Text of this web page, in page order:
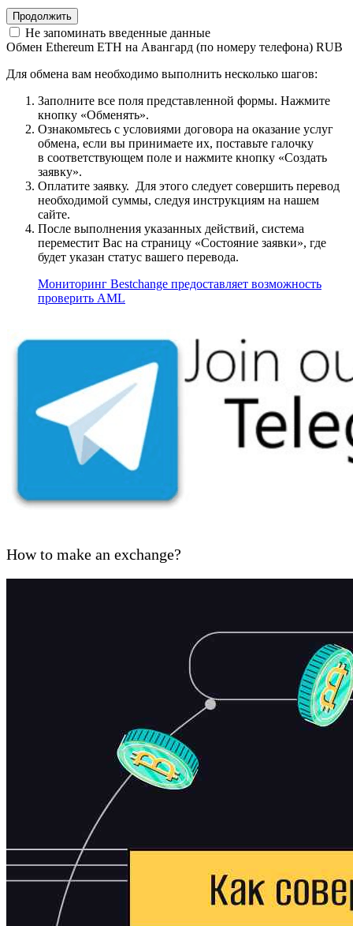
Не запоминать введенные данные
Обмен Ethereum ETH на Авангард (по номеру телефона) RUB
Для обмена вам необходимо выполнить несколько шагов:
Заполните все поля представленной формы. Нажмите
кнопку «Обменять».
Ознакомьтесь с условиями договора на оказание услуг
обмена, если вы принимаете их, поставьте галочку
в соответствующем поле и нажмите кнопку «Создать
заявку».
Оплатите заявку. Для этого следует совершить перевод
необходимой суммы, следуя инструкциям на нашем
сайте.
После выполнения указанных действий, система
переместит Вас на страницу «Состояние заявки», где
будет указан статус вашего перевода.
Мониторинг Bestchange предоставляет возможность
проверить AML
How to make an exchange?